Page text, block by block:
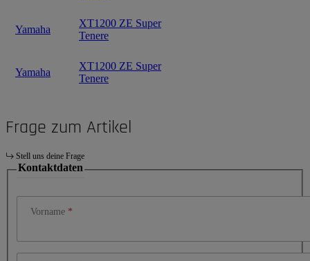
Yamaha
XT1200 ZE Super
Tenere
Yamaha
XT1200 ZE Super
Tenere
Frage zum Artikel
Stell uns deine Frage
Kontaktdaten
Vorname